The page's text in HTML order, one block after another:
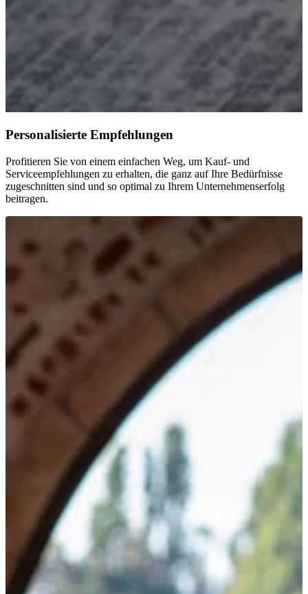
Personalisierte Empfehlungen
Profitieren Sie von einem einfachen Weg, um Kauf- und
Serviceempfehlungen zu erhalten, die ganz auf Ihre Bedürfnisse
zugeschnitten sind und so optimal zu Ihrem Unternehmenserfolg
beitragen.